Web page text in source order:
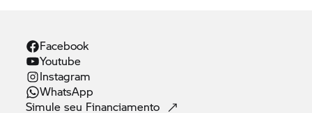
Facebook
Youtube
Instagram
WhatsApp
Simule seu Financiamento